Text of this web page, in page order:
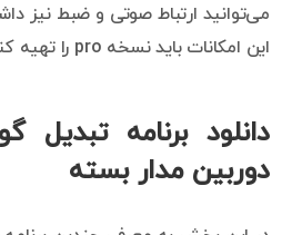
می‌توانید ارتباط صوتی و ضبط نیز
این امکانات باید نسخه pro را تهیه کنید.
دانلود برنامه تبدیل
دوربین مدار بسته